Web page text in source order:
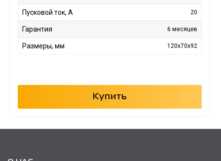
Пусковой ток, А 20
Гарантия 6 месяцев
Размеры, мм 120x70x92
Купить